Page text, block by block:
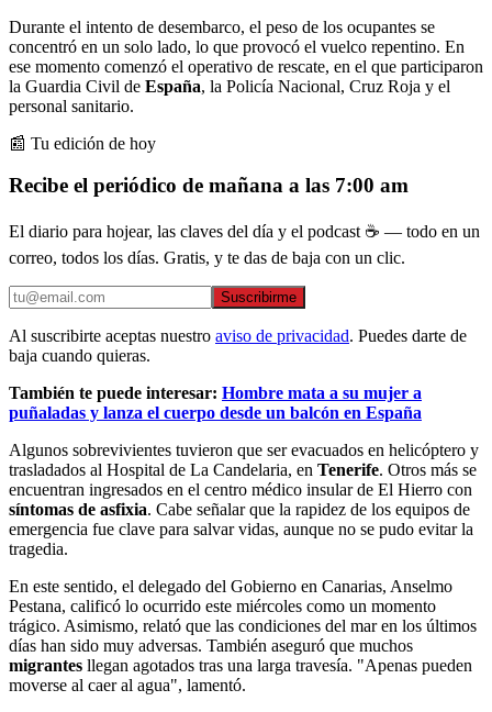
Durante el intento de desembarco, el peso de los ocupantes se
concentró en un solo lado, lo que provocó el vuelco repentino. En
ese momento comenzó el operativo de rescate, en el que participaron
la Guardia Civil de España, la Policía Nacional, Cruz Roja y el
personal sanitario.
📰 Tu edición de hoy
Recibe el periódico de mañana a las 7:00 am
El diario para hojear, las claves del día y el podcast ☕ — todo en un
correo, todos los días. Gratis, y te das de baja con un clic.
Suscribirme
Al suscribirte aceptas nuestro aviso de privacidad. Puedes darte de
baja cuando quieras.
También te puede interesar: Hombre mata a su mujer a
puñaladas y lanza el cuerpo desde un balcón en España
Algunos sobrevivientes tuvieron que ser evacuados en helicóptero y
trasladados al Hospital de La Candelaria, en Tenerife. Otros más se
encuentran ingresados en el centro médico insular de El Hierro con
síntomas de asfixia. Cabe señalar que la rapidez de los equipos de
emergencia fue clave para salvar vidas, aunque no se pudo evitar la
tragedia.
En este sentido, el delegado del Gobierno en Canarias, Anselmo
Pestana, calificó lo ocurrido este miércoles como un momento
trágico. Asimismo, relató que las condiciones del mar en los últimos
días han sido muy adversas. También aseguró que muchos
migrantes llegan agotados tras una larga travesía. "Apenas pueden
moverse al caer al agua", lamentó.